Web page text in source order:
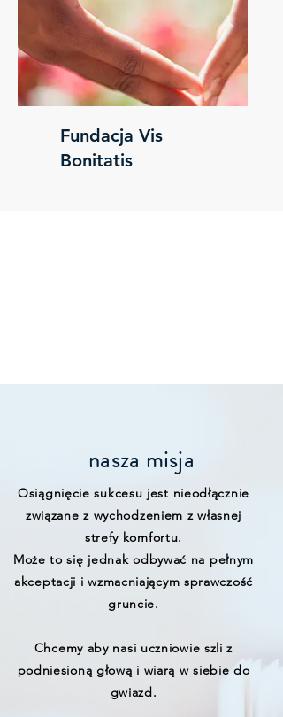
Fundacja Vis
Bonitatis
nasza misja
Osiągnięcie sukcesu jest nieodłącznie
związane z wychodzeniem z własnej
strefy komfortu.
Może to się jednak odbywać na pełnym
akceptacji i wzmacniającym sprawczość
gruncie.
Chcemy aby nasi uczniowie szli z
podniesioną głową i wiarą w siebie do
gwiazd.